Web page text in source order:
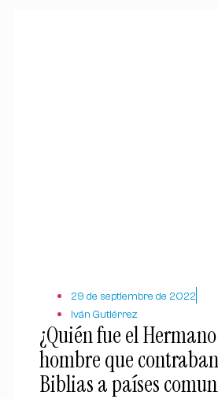
29 de septiembre de 2022
Iván Gutiérrez
¿Quién fue el
hombre que
Biblias a países